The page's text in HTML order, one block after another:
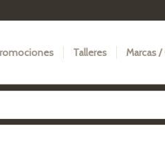
Talleres Marcas